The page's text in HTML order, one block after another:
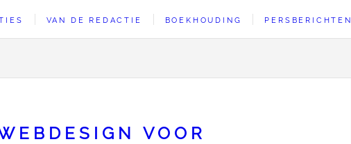
VAN DE REDACTIE BOEKHOUDING PERSBERICHTEN
VOOR